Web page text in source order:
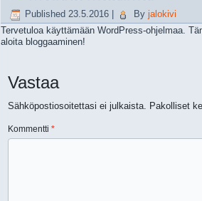
Published 23.5.2016 By jalokivi
Tervetuloa käyttämään WordPress-ohjelmaa.
aloita bloggaaminen!
Vastaa
Sähköpostiosoitettasi ei julkaista. Pakolliset
Kommentti *